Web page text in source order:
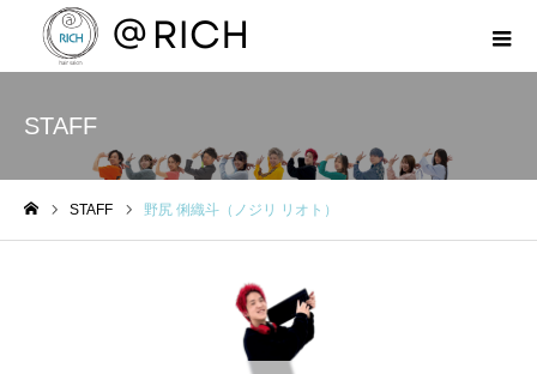
STAFF
STAFF 野尻 俐織斗（ノジリ リオト）